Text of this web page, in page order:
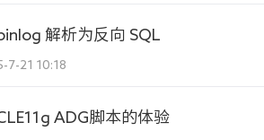
解析为反向 SQL
7-21 10:18
ADG脚本的体验